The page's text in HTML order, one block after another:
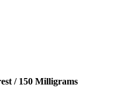
/ 150 Milligrams